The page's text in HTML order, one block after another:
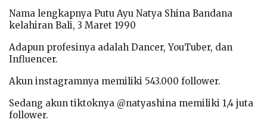
Nama lengkapnya Putu Ayu Natya Shina Bandana
kelahiran Bali, 3 Maret 1990
Adapun profesinya adalah Dancer, YouTuber, dan
Influencer.
Akun instagramnya memiliki 543.000 follower.
Sedang akun tiktoknya @natyashina memiliki 1,4 juta
follower.